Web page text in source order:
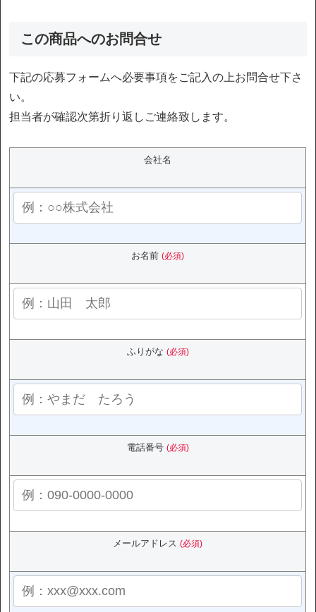
この商品へのお問合せ
下記の応募フォームへ必要事項をご記入の上お問合せ下さ
い。
担当者が確認次第折り返しご連絡致します。
会社名
お名前(必須)
ふりがな (必須)
電話番号 (必須)
メールアドレス(必須)